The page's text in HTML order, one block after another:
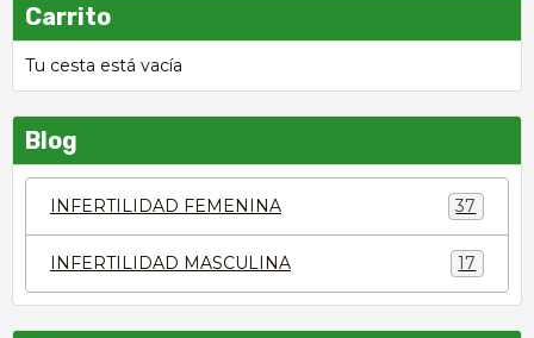
Carrito
Tu cesta está vacía
Blog
INFERTILIDAD FEMENINA 37
INFERTILIDAD MASCULINA 17